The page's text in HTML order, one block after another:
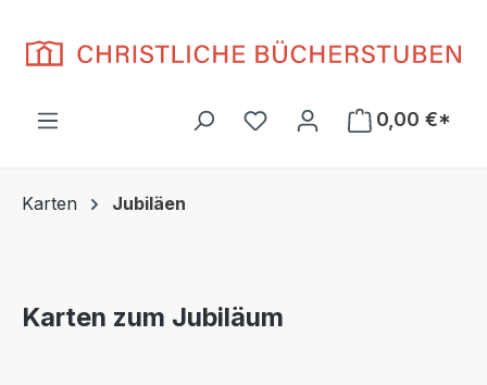
Du hast 0 Produkte auf
0,00 €*
Karten Jubiläen
Karten zum Jubiläum